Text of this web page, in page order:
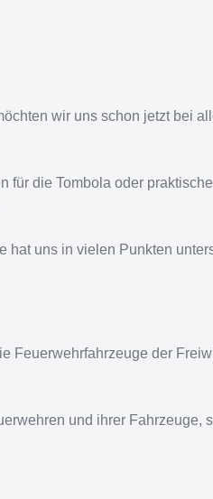
wir uns schon jetzt bei
für die Tombola oder
hat uns in vielen Punkten
Feuerwehrfahrzeuge der
und ihrer Fahrzeuge,